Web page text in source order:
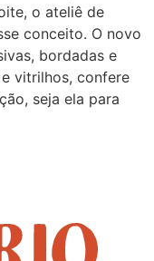
o ateliê de
conceito. O novo
bordadas e
vitrilhos, confere
seja ela para